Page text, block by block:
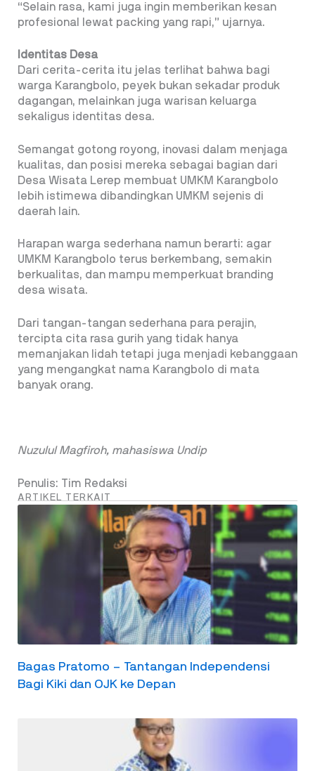
“Selain rasa, kami juga ingin memberikan kesan
profesional lewat packing yang rapi,” ujarnya.
Identitas Desa
Dari cerita-cerita itu jelas terlihat bahwa bagi
warga Karangbolo, peyek bukan sekadar produk
dagangan, melainkan juga warisan keluarga
sekaligus identitas desa.
Semangat gotong royong, inovasi dalam menjaga
kualitas, dan posisi mereka sebagai bagian dari
Desa Wisata Lerep membuat UMKM Karangbolo
lebih istimewa dibandingkan UMKM sejenis di
daerah lain.
Harapan warga sederhana namun berarti: agar
UMKM Karangbolo terus berkembang, semakin
berkualitas, dan mampu memperkuat branding
desa wisata.
Dari tangan-tangan sederhana para perajin,
tercipta cita rasa gurih yang tidak hanya
memanjakan lidah tetapi juga menjadi kebanggaan
yang mengangkat nama Karangbolo di mata
banyak orang.
Nuzulul Magfiroh, mahasiswa Undip
Penulis: Tim Redaksi
ARTIKEL TERKAIT
Bagas Pratomo – Tantangan Independensi
Bagi Kiki dan OJK ke Depan